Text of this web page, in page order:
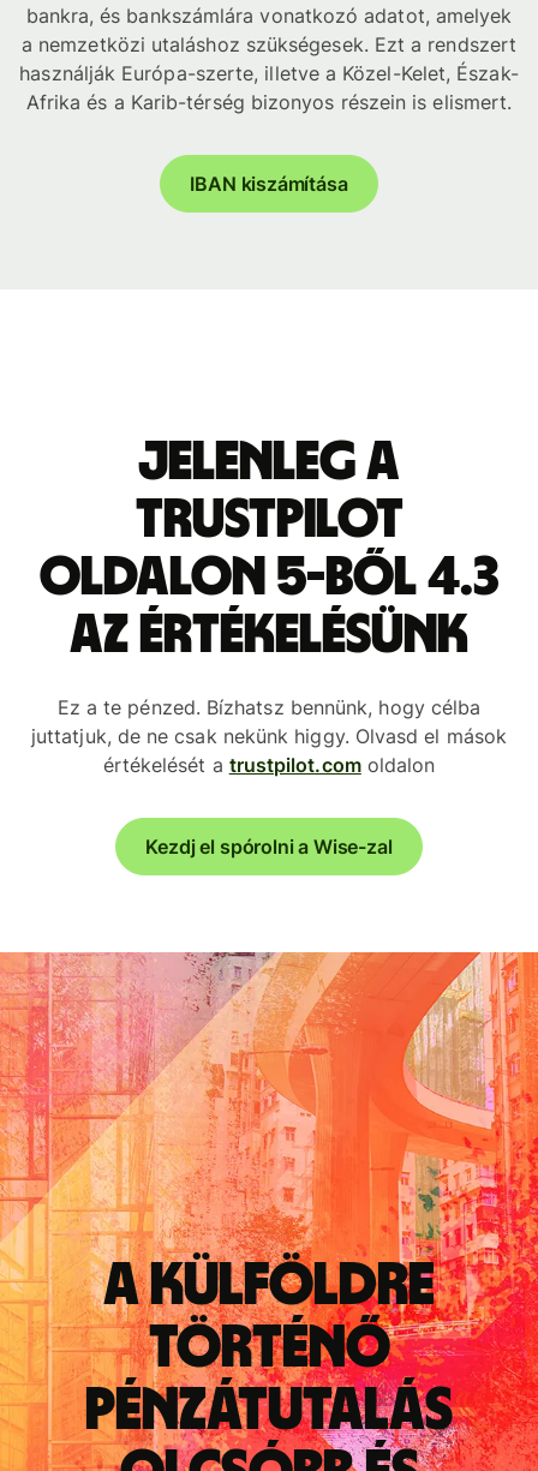
bankra, és bankszámlára vonatkozó adatot, amelyek
a nemzetközi utaláshoz szükségesek. Ezt a rendszert
használják Európa-szerte, illetve a Közel-Kelet, Észak-
Afrika és a Karib-térség bizonyos részein is elismert.
IBAN kiszámítása
Jelenleg a
Trustpilot
oldalon 5-ből 4.3
az értékelésünk
Ez a te pénzed. Bízhatsz bennünk, hogy célba
juttatjuk, de ne csak nekünk higgy. Olvasd el mások
értékelését a trustpilot.comoldalon
Kezdj el spórolni a Wise-zal
A külföldre
történő
pénzátutalás